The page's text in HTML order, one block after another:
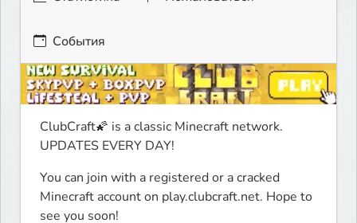
События
ClubCraft🌠 is a classic Minecraft network.
UPDATES EVERY DAY!
You can join with a registered or a cracked
Minecraft account on play.clubcraft.net. Hope to
see you soon!